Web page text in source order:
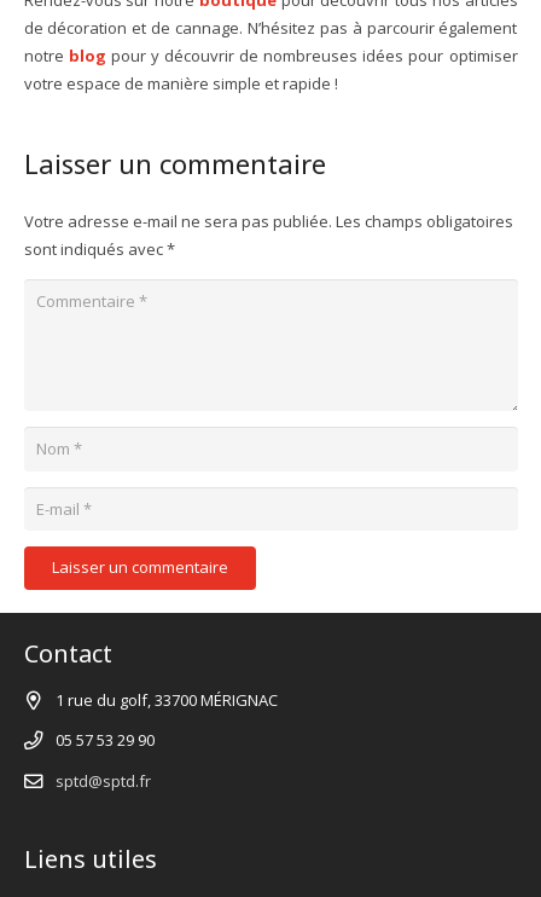
de décoration et de cannage. N’hésitez pas à parcourir également
notre blog pour y découvrir de nombreuses idées pour optimiser
votre espace de manière simple et rapide !
Laisser un commentaire
Votre adresse e-mail ne sera pas publiée. Les champs obligatoires
sont indiqués avec*
Laisser un commentaire
Contact
1 rue du golf, 33700 MÉRIGNAC
05 57 53 29 90
sptd@sptd.fr
Liens utiles